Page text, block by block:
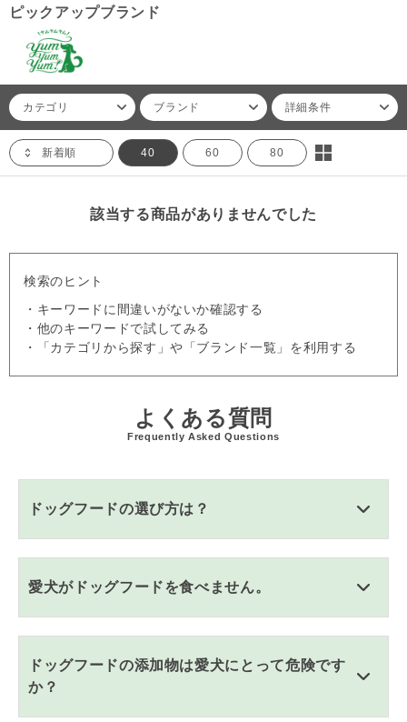
ピックアップブランド
カテゴリ ブランド 詳細条件
新着順 40 60 80
該当する商品がありませんでした
検索のヒント
・キーワードに間違いがないか確認する
・他のキーワードで試してみる
・「カテゴリから探す」や「ブランド一覧」を利用する
よくある質問
Frequently Asked Questions
ドッグフードの選び方は？
愛犬がドッグフードを食べません。
ドッグフードの添加物は愛犬にとって危険です
か？